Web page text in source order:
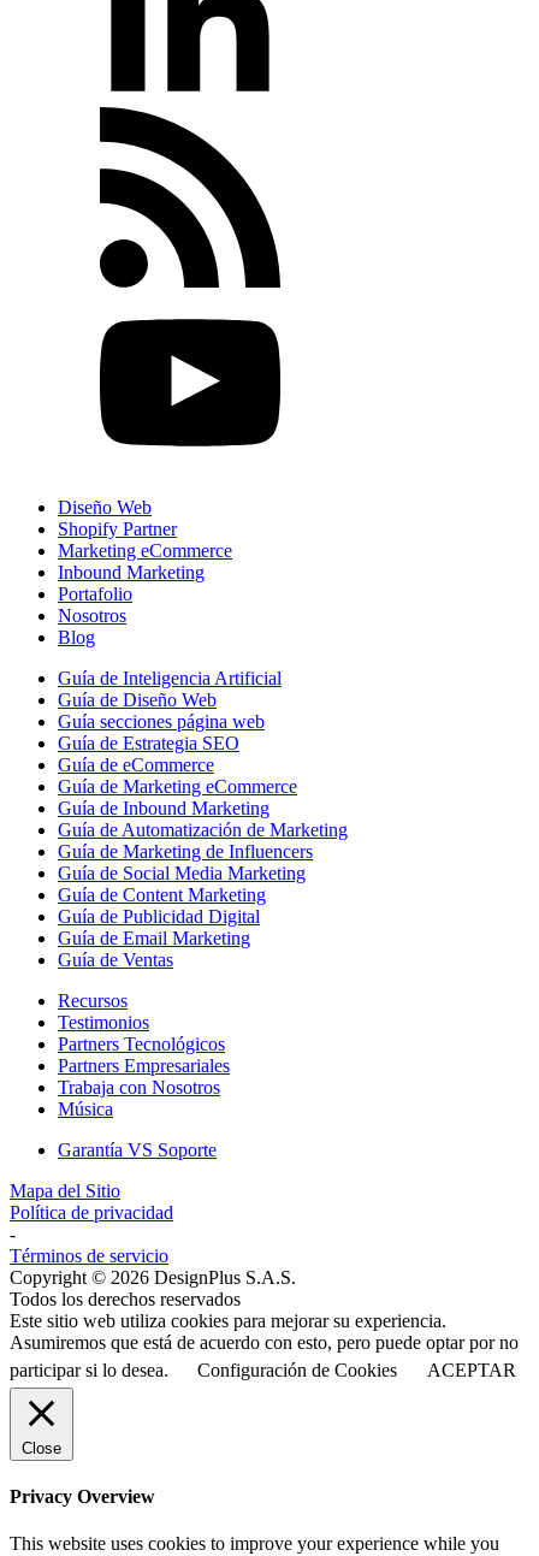
Diseño Web
Shopify Partner
Marketing eCommerce
Inbound Marketing
Portafolio
Nosotros
Blog
Guía de Inteligencia Artificial
Guía de Diseño Web
Guía secciones página web
Guía de Estrategia SEO
Guía de eCommerce
Guía de Marketing eCommerce
Guía de Inbound Marketing
Guía de Automatización de Marketing
Guía de Marketing de Influencers
Guía de Social Media Marketing
Guía de Content Marketing
Guía de Publicidad Digital
Guía de Email Marketing
Guía de Ventas
Recursos
Testimonios
Partners Tecnológicos
Partners Empresariales
Trabaja con Nosotros
Música
Garantía VS Soporte
Mapa del Sitio
Política de privacidad
-
Términos de servicio
Copyright © 2026 DesignPlus S.A.S.
Todos los derechos reservados
Este sitio web utiliza cookies para mejorar su experiencia.
Asumiremos que está de acuerdo con esto, pero puede optar por no
participar si lo desea.
Configuración de Cookies ACEPTAR
Close
Privacy Overview
This website uses cookies to improve your experience while you